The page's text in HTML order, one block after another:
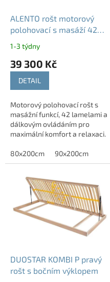
ALENTO rošt motorový
polohovací s masáží 42
1-3 týdny
39 300 Kč
DETAIL
Motorový polohovací rošt s
masážní funkcí, 42 lamelami a
dálkovým ovládáním pro
maximální komfort a relaxaci.
80x200cm 90x200cm
DUOSTAR KOMBI P pravý
rošt s bočním výklopem